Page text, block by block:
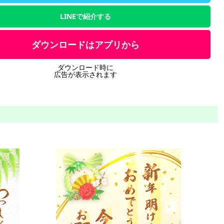
LINEで紹介する
ダウンロードはアプリから
ダウンロード時に
広告が表示されます